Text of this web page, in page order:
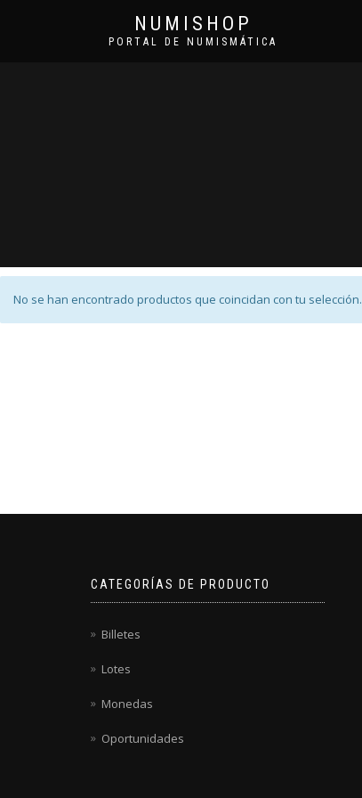
NUMISHOP
PORTAL DE NUMISMÁTICA
No se han encontrado productos que coincidan con tu selección.
CATEGORÍAS DE PRODUCTO
Billetes
Lotes
Monedas
Oportunidades